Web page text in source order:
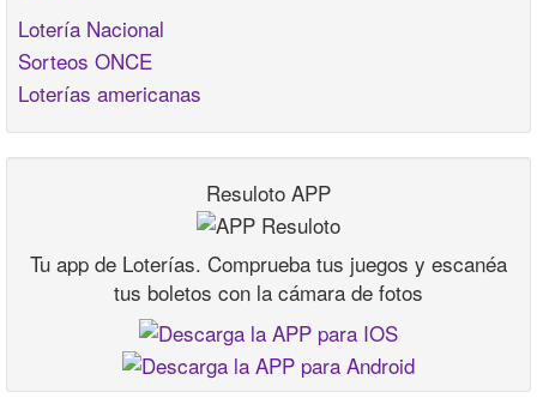
Lotería Nacional
Sorteos ONCE
Loterías americanas
Resuloto APP
Tu app de Loterías. Comprueba tus juegos y escanéa
tus boletos con la cámara de fotos